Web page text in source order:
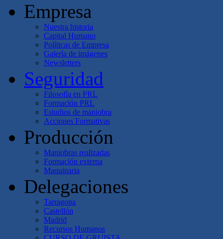
Empresa
Nuestra historia
Capital Humano
Políticas de Empresa
Galería de imágenes
Newsletters
Seguridad
Filosofía en PRL
Formación PRL
Estudios de maniobra
Acciones Formativas
Producción
Maniobras realizadas
Formación externa
Maquinaria
Delegaciones
Tarragona
Castellón
Madrid
Recursos Humanos